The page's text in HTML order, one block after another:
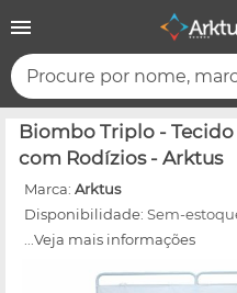
Procure por nome,
Biombo Triplo -
com Rodízios - Arktus
Marca: Arktus
Disponibilidade: Sem-
...Veja mais informações